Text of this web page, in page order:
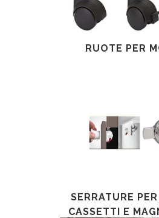
RUOTE PER
SERRATURE
CASSETTI E